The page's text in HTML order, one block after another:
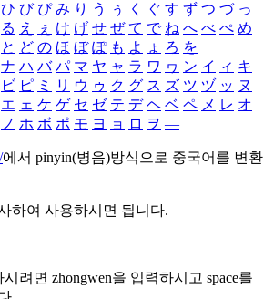
ひ び ぴ み り う ぅ く ぐ す ず つ づ っ
る え ぇ け げ せ ぜ て で ね へ べ ぺ め
と ど の ほ ぼ ぽ も よ ょ ろ を
ナ ハ バ パ マ ヤ ャ ラ ワ ヮ ン イ ィ キ
ビ ピ ミ リ ウ ゥ ク グ ス ズ ツ ヅ ッ ヌ
エ ェ ケ ゲ セ ゼ テ デ ヘ ベ ペ メ レ オ
ノ ホ ボ ポ モ ヨ ョ ロ ヲ ―
에서 pinyin(병음)방식으로 중국어를 변환
하여 사용하시면 됩니다.
시려면 zhongwen을 입력하시고 space를